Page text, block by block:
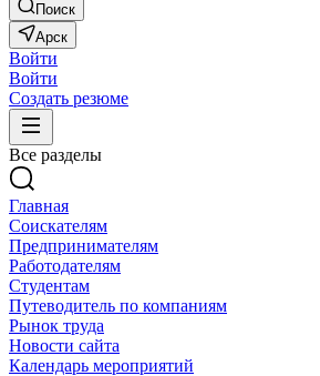
Поиск
Арск
Войти
Войти
Создать резюме
Все разделы
Главная
Соискателям
Предпринимателям
Работодателям
Студентам
Путеводитель по компаниям
Рынок труда
Новости сайта
Календарь мероприятий